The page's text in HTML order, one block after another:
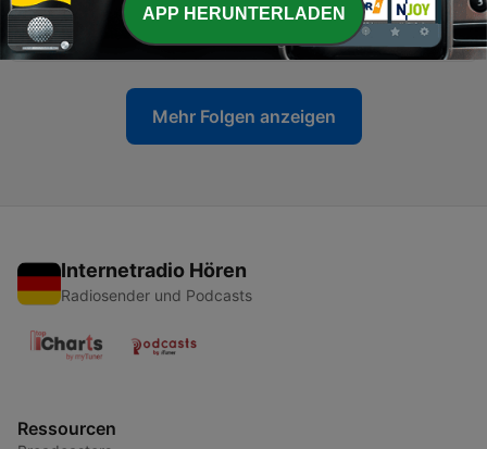
709 - #444 - MEIN KANZLER, ROBERT MARC LEHMANN
07 Jul. 2026
Mehr Folgen anzeigen
Internetradio Hören
Radiosender und Podcasts
Ressourcen
APP HERUNTERLADEN